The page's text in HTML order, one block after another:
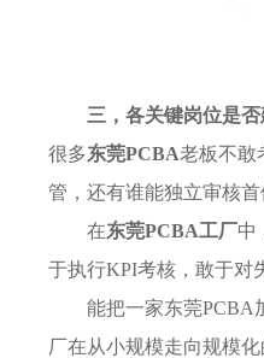
三，各关键岗位是否
很多东莞PCBA老板不敢
管，还有谁能独立审核首
在东莞PCBA工厂中
于执行KPI考核，敢于对
能把一家东莞PCBA
厂在从小规模走向规模